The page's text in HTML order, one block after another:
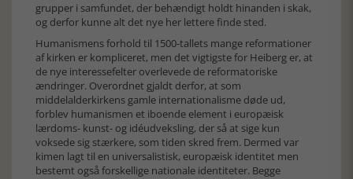
grupper i samfundet, der behændigt holdt hinanden i skak,
og derfor kunne alt det nye her lettere finde sted.
Humanismens forhold til 1500-tallets mange reformationer
af kirken er kompliceret, men det vigtigste for Heiberg er, at
de nye interessefelter overlevede de reformatoriske
ændringer. Overordnet gjaldt derfor, at som
middelalderkirkens gamle internationalisme døde ud,
forblev humanismen et iboende element i europæisk
lærdoms- kunst- og idéudveksling, der så at sige kun
voksede sig stærkere, som tiden skred frem. Dermed var
kimen lagt til en universalistisk, europæisk identitet men
bestemt også forskellige nationale identiteter. Begge